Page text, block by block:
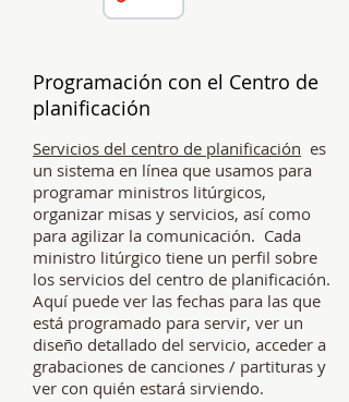
Programación con el Centro de
planificación
Servicios del centro de planificación es
un sistema en línea que usamos para
programar ministros litúrgicos,
organizar misas y servicios, así como
para agilizar la comunicación. Cada
ministro litúrgico tiene un perfil sobre
los servicios del centro de planificación.
Aquí puede ver las fechas para las que
está programado para servir, ver un
diseño detallado del servicio, acceder a
grabaciones de canciones / partituras y
ver con quién estará sirviendo.